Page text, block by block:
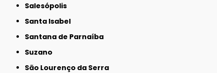
Salesópolis
Santa Isabel
Santana de Parnaíba
Suzano
São Lourenço da Serra